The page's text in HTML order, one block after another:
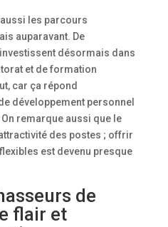
les parcours
auparavant. De
désormais dans
et de formation
car ça répond
développement personnel
remarque aussi que le
des postes ; offrir
est devenu presque
de
flair et